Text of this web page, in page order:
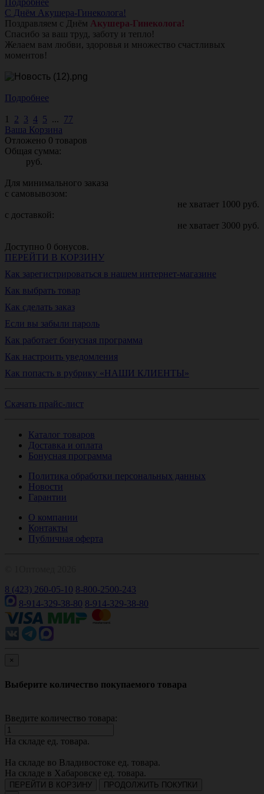
Подробнее
С Днём Акушера-Гинеколога!
Поздравляем с Днём Акушера-Гинеколога!
Спасибо за ваш труд, заботу и тепло!
Желаем вам любви, здоровья и множество счастливых
моментов!
Подробнее
1 2 3 4 5 ... 77
Ваша Корзина
Отложено 0 товаров
Общая сумма:
руб.
Для минимального заказа
с самовывозом:
не хватает 1000 руб.
с доставкой:
не хватает 3000 руб.
Доступно 0 бонусов.
ПЕРЕЙТИ В КОРЗИНУ
Как зарегистрироваться в нашем интернет-магазине
Как выбрать товар
Как сделать заказ
Если вы забыли пароль
Как работает бонусная программа
Как настроить уведомления
Как попасть в рубрику «НАШИ КЛИЕНТЫ»
Скачать прайс-лист
Каталог товаров
Доставка и оплата
Бонусная программа
Политика обработки персональных данных
Новости
Гарантии
О компании
Контакты
Публичная оферта
8 (423) 260-05-10 8-800-2500-243
8-914-329-38-80 8-914-329-38-80
×
Выберите количество покупаемого товара
Введите количество товара:
На складе ед. товара.
На складе во Владивостоке ед. товара.
На складе в Хабаровске ед. товара.
ПЕРЕЙТИ В КОРЗИНУ
ПРОДОЛЖИТЬ ПОКУПКИ